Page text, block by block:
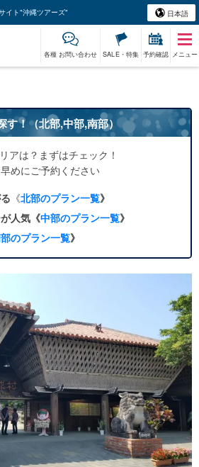
イト"沖縄ツアーズ" 日本語
各種 お問い合わせ SALE・特集 予約確認 メニュー
す！（北部,中部,南部）
アは？まずはチェック！
めにご予約ください
《北部のプラン一覧》
人気《中部のプラン一覧》
のプラン一覧》